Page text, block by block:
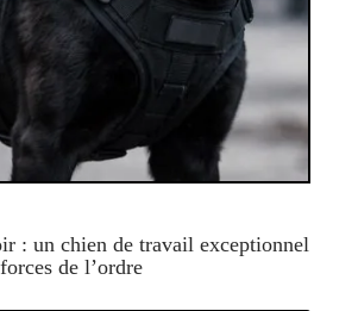
: un chien de travail exceptionnel
de l’ordre